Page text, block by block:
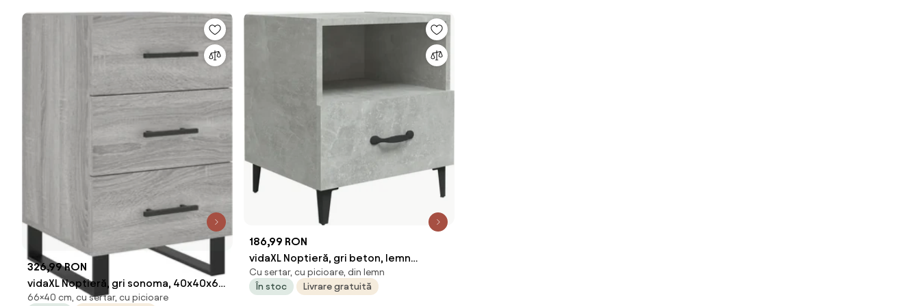
326,99 RON
vidaXL Noptieră, gri sonoma, 40x40x66
cm, lemn compozit
66×40 cm, cu sertar, cu picioare
186,99 RON
vidaXL Noptieră, gri beton, lemn
prelucrat
Cu sertar, cu picioare, din lemn
În stoc
Livrare gratuită